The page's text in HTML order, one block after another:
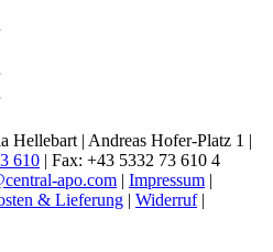
| Andreas Hofer-Platz 1 |
610 | Fax: +43 5332 73 610 4
apo.com Impressum
& Lieferung Widerruf|